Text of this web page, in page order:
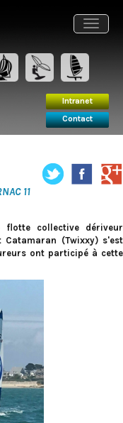
11
flotte collective dériveur
(Twixxy) s'est
ont participé à cette
Contact
Intranet
Toggle